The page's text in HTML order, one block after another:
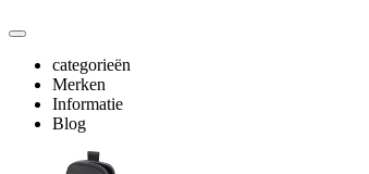
categorieën
Merken
Informatie
Blog